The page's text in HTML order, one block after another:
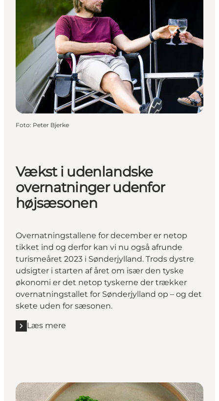
Foto: Peter Bjerke
Vækst i udenlandske
overnatninger udenfor
højsæsonen
Overnatningstallene for december er netop
tikket ind og derfor kan vi nu også afrunde
turismeåret 2023 i Sønderjylland. Trods dystre
udsigter i starten af året om især den tyske
økonomi er det netop tyskerne der trækker
overnatningstallet for Sønderjylland op – og det
skete uden for sæsonen.
Læs mere